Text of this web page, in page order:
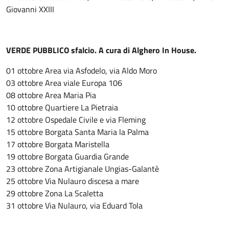
Giovanni XXIII
VERDE PUBBLICO sfalcio. A cura di Alghero In House.
01 ottobre Area via Asfodelo, via Aldo Moro
03 ottobre Area viale Europa 106
08 ottobre Area Maria Pia
10 ottobre Quartiere La Pietraia
12 ottobre Ospedale Civile e via Fleming
15 ottobre Borgata Santa Maria la Palma
17 ottobre Borgata Maristella
19 ottobre Borgata Guardia Grande
23 ottobre Zona Artigianale Ungias-Galantè
25 ottobre Via Nulauro discesa a mare
29 ottobre Zona La Scaletta
31 ottobre Via Nulauro, via Eduard Tola